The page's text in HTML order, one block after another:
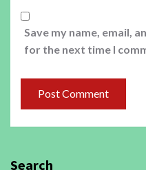
Save my name, email,
for the next time I
Search